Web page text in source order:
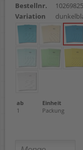
Bestellnr.
10269825
Variation
ab Einheit
1
Packung